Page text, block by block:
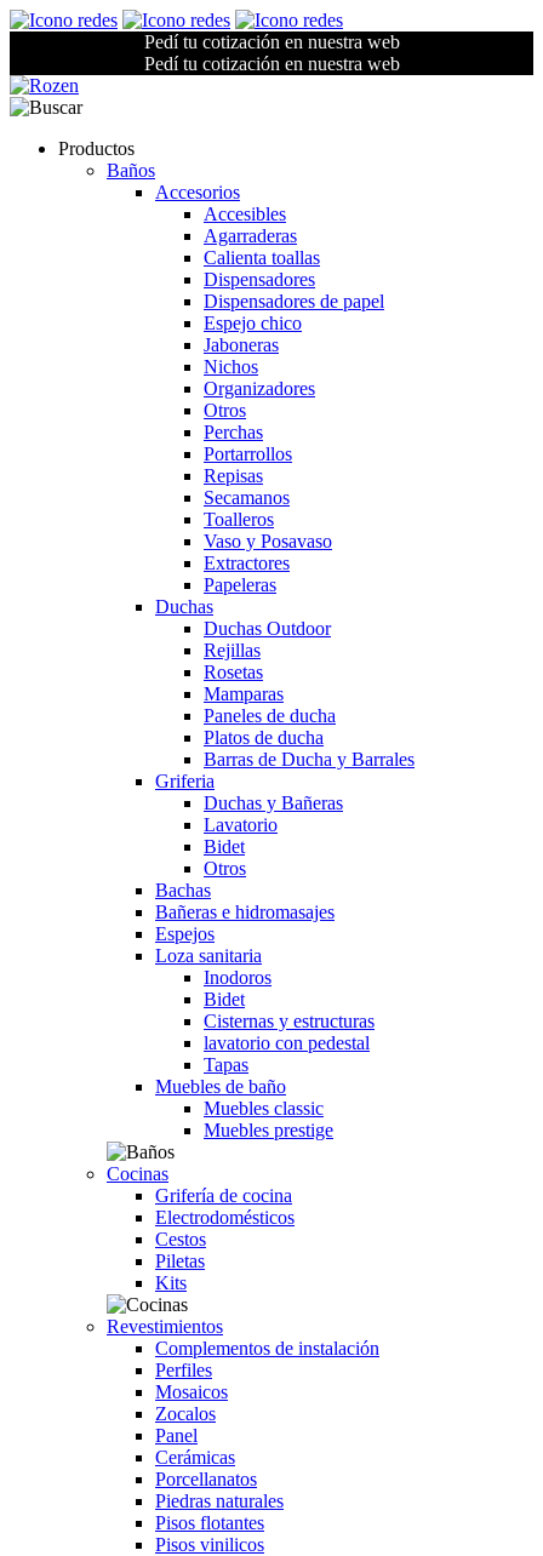
Pedí tu cotización en nuestra web
Pedí tu cotización en nuestra web
Productos
Baños
Accesorios
Accesibles
Agarraderas
Calienta toallas
Dispensadores
Dispensadores de papel
Espejo chico
Jaboneras
Nichos
Organizadores
Otros
Perchas
Portarrollos
Repisas
Secamanos
Toalleros
Vaso y Posavaso
Extractores
Papeleras
Duchas
Duchas Outdoor
Rejillas
Rosetas
Mamparas
Paneles de ducha
Platos de ducha
Barras de Ducha y Barrales
Griferia
Duchas y Bañeras
Lavatorio
Bidet
Otros
Bachas
Bañeras e hidromasajes
Espejos
Loza sanitaria
Inodoros
Bidet
Cisternas y estructuras
lavatorio con pedestal
Tapas
Muebles de baño
Muebles classic
Muebles prestige
Cocinas
Grifería de cocina
Electrodomésticos
Cestos
Piletas
Kits
Revestimientos
Complementos de instalación
Perfiles
Mosaicos
Zocalos
Panel
Cerámicas
Porcellanatos
Piedras naturales
Pisos flotantes
Pisos vinilicos